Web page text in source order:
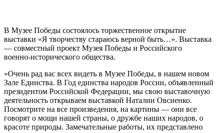
В Музее Победы состоялось торжественное открытие
выставки «Я творчеству стараюсь верной быть…». Выставка
— совместный проект Музея Победы и Российского
военно‑исторического общества.
«Очень рад вас всех видеть в Музее Победы, в нашем новом
Зале Единства. В Год единства народов России, объявленный
президентом Российской Федерации, мы свою выставочную
деятельность открываем выставкой Наталии Овсиенко.
Посмотрите на все произведения, на картины — они все
говорят о мощи нашей страны, о дружбе наших народов, о
красоте природы. Замечательные работы, их представлено